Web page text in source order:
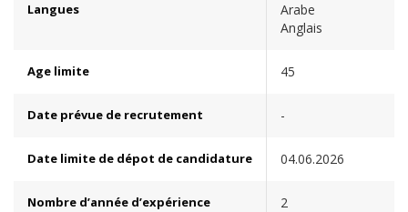
Langues
Arabe
Anglais
Age limite 45
Date prévue de recrutement -
Date limite de dépot de candidature 04.06.2026
Nombre d’année d’expérience 2